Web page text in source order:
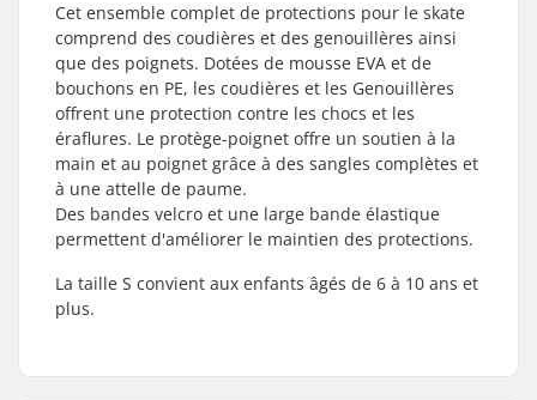
Cet ensemble complet de protections pour le skate
comprend des coudières et des genouillères ainsi
que des poignets. Dotées de mousse EVA et de
bouchons en PE, les coudières et les Genouillères
offrent une protection contre les chocs et les
éraflures. Le protège-poignet offre un soutien à la
main et au poignet grâce à des sangles complètes et
à une attelle de paume.
Des bandes velcro et une large bande élastique
permettent d'améliorer le maintien des protections.
La taille S convient aux enfants âgés de 6 à 10 ans et
plus.